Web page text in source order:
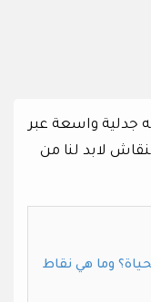
جدلية واسعة عبر
لابد لنا من
وما هي نقاط